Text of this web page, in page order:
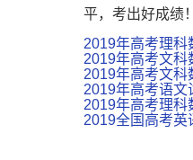
平，考出好成绩！
2019年高考理科
2019年高考文科
2019年高考文科
2019年高考语文
2019年高考理科
2019全国高考英